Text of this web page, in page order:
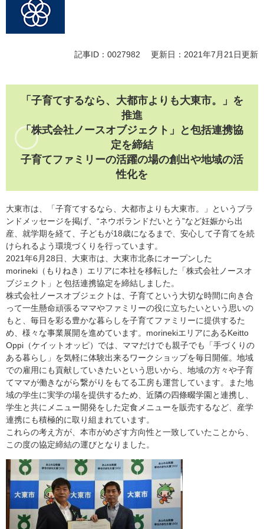
記事ID：0027982 更新日：2021年7月21日更新
「子育てするなら、大都市よりも大東市。」を
推進
「株式会社ノースオブジェクト」と包括連携協
定を締結
子育てファミリーの活躍の場の創出や地域の活
性化を
大東市は、「子育てするなら、大都市よりも大東市。」というブラ
ンドメッセージを掲げ、“ネウボランドだいとう”など妊娠から出
産、就学期を経て、子どもが18歳になるまで、安心して子育てを続
けられるよう環境づくりを行っています。
2021年6月28日、大東市は、大東市北条にオープンした
morineki（もりねき）エリアに本社を移転した「株式会社ノースオ
ブジェクト」と包括連携協定を締結しました。
株式会社ノースオブジェクトは、子育てという大切な時間に向き合
って一生懸命頑張るママやファミリーの役に立ちたいという思いの
もと、毎日を彩る豊かな暮らしを子育てファミリーに提供するた
め、様々な事業展開を進めています。morinekiエリアにあるKeitto
Oppi（ケイットオッピ）では、ママだけでも親子でも「手づくりの
ある暮らし」を気軽に体験出来るワークショップを毎日開催。地域
での雇用にも貢献していきたいという思いから、地域の方々や子育
てママが働きながら繋がりをもてる工房も運営しています。また地
域の学生に実学の場を提供するため、近隣の四條畷学園と連携し、
学生と共にメニュー開発をした定食メニューを販売するなど、産学
連携にも積極的に取り組まれています。
これらの考え方が、本市がめざす方向性と一致していたことから、
この度の協定締結の運びとなりました。